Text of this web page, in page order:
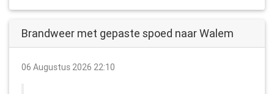
Brandweer met gepaste spoed naar Walem
06 Augustus 2026 22:10